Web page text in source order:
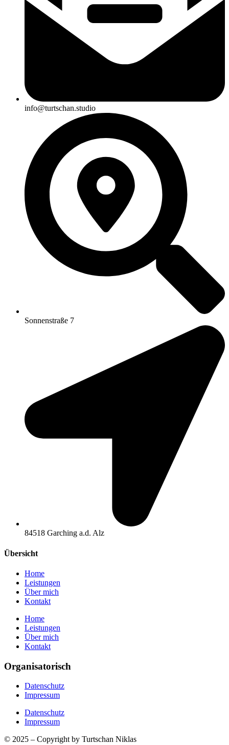
info@turtschan.studio
Sonnenstraße 7
84518 Garching a.d. Alz
Übersicht
Home
Leistungen
Über mich
Kontakt
Home
Leistungen
Über mich
Kontakt
Organisatorisch
Datenschutz
Impressum
Datenschutz
Impressum
© 2025 – Copyright by Turtschan Niklas